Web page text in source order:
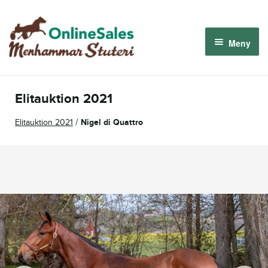
Hoppa
till
navigering
Hoppa
till
innehåll
Meny
Logga in
Elitauktion 2021
Elitauktion 2021 / Nigel di Quattro